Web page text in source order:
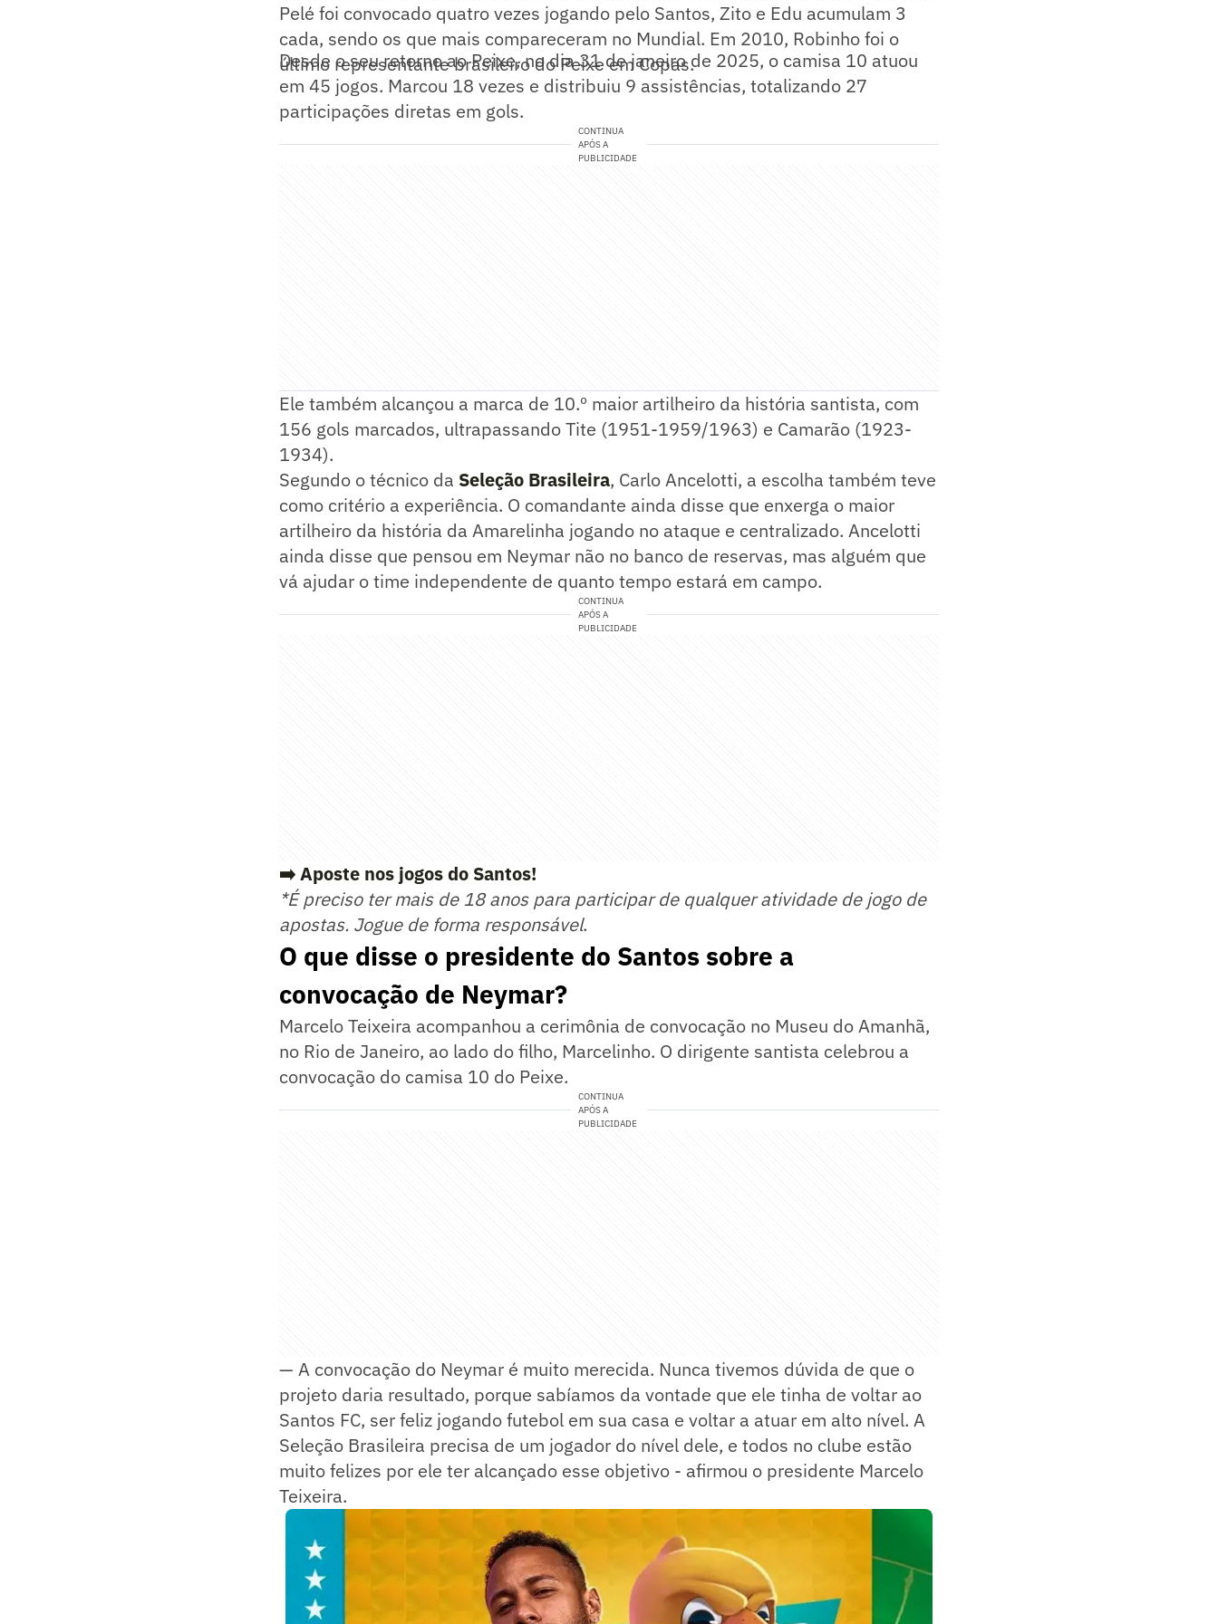
Pelé foi convocado quatro vezes jogando pelo Santos, Zito e Edu acumulam 3
cada, sendo os que mais compareceram no Mundial. Em 2010, Robinho foi o
último representante brasileiro do Peixe em Copas.
Desde o seu retorno ao Peixe, no dia 31 de janeiro de 2025, o camisa 10 atuou
em 45 jogos. Marcou 18 vezes e distribuiu 9 assistências, totalizando 27
participações diretas em gols.
CONTINUA
APÓS A
PUBLICIDADE
Ele também alcançou a marca de 10.º maior artilheiro da história santista, com
156 gols marcados, ultrapassando Tite (1951-1959/1963) e Camarão (1923-
1934).
Segundo o técnico da Seleção Brasileira, Carlo Ancelotti, a escolha também teve
como critério a experiência. O comandante ainda disse que enxerga o maior
artilheiro da história da Amarelinha jogando no ataque e centralizado. Ancelotti
ainda disse que pensou em Neymar não no banco de reservas, mas alguém que
vá ajudar o time independente de quanto tempo estará em campo.
CONTINUA
APÓS A
PUBLICIDADE
➡️ Aposte nos jogos do Santos!
*É preciso ter mais de 18 anos para participar de qualquer atividade de jogo de
apostas. Jogue de forma responsável.
O que disse o presidente do Santos sobre a
convocação de Neymar?
Marcelo Teixeira acompanhou a cerimônia de convocação no Museu do Amanhã,
no Rio de Janeiro, ao lado do filho, Marcelinho. O dirigente santista celebrou a
convocação do camisa 10 do Peixe.
CONTINUA
APÓS A
PUBLICIDADE
— A convocação do Neymar é muito merecida. Nunca tivemos dúvida de que o
projeto daria resultado, porque sabíamos da vontade que ele tinha de voltar ao
Santos FC, ser feliz jogando futebol em sua casa e voltar a atuar em alto nível. A
Seleção Brasileira precisa de um jogador do nível dele, e todos no clube estão
muito felizes por ele ter alcançado esse objetivo - afirmou o presidente Marcelo
Teixeira.